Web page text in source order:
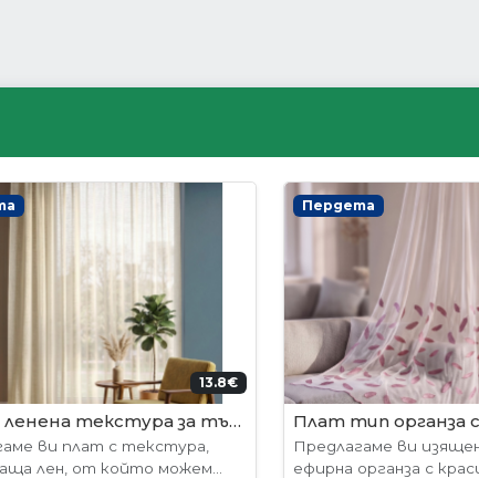
врати
204.52€ (400лв.)
се предлагат в следните
87х204см. 77х204см...
Интериорни врати
VP-01 Hepo
Вратите се
размери: 87х204см.